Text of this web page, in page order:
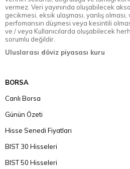
vermez. Veri yayınında oluşabilecek
gecikmesi, eksik ulaşması, yanlış
perfomansın düşmesi veya kesintili
ve / veya Kullanıcılarda oluşabilecek
sorumlu değildir.
Uluslarası döviz piyasası kuru
BORSA
Canlı Borsa
Günün Özeti
Hisse Senedi Fiyatları
BIST 30 Hisseleri
BIST 50 Hisseleri